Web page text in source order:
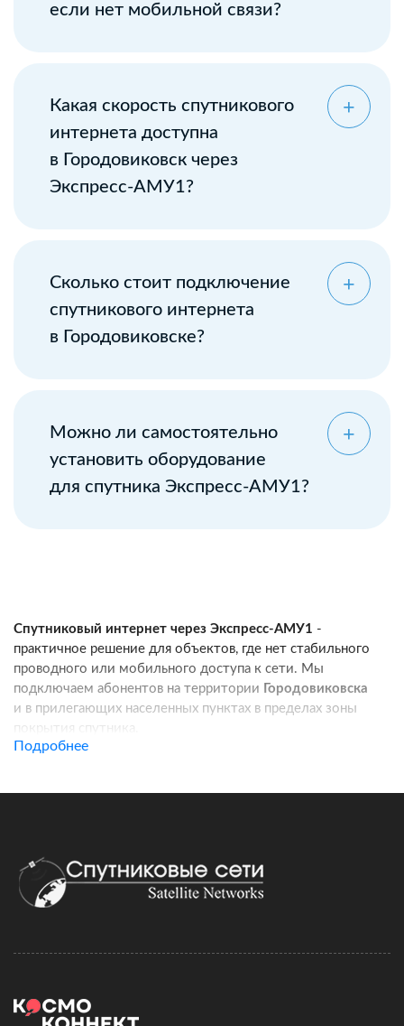
если нет мобильной связи?
Какая скорость спутникового
интернета доступна
в Городовиковск через
Экспресс-АМУ1?
Сколько стоит подключение
спутникового интернета
в Городовиковске?
Можно ли самостоятельно
установить оборудование
для спутника Экспресс-АМУ1?
Спутниковый интернет через Экспресс-АМУ1 -
практичное решение для объектов, где нет стабильного
проводного или мобильного доступа к сети. Мы
подключаем абонентов на территории Городовиковска
и в прилегающих населенных пунктах в пределах зоны
покрытия спутника.
стабильный доступ в интернет для работы, связи
и онлайн-сервисов.
договора и активацию тарифа. Монтаж можно выполнить
Подробнее